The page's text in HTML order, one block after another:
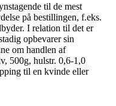
til de mest
på bestillingen, f.eks.
I relation til det er
opbevarer sin
om handlen af
500g, hulstr. 0,6-1,0
til en kvinde eller